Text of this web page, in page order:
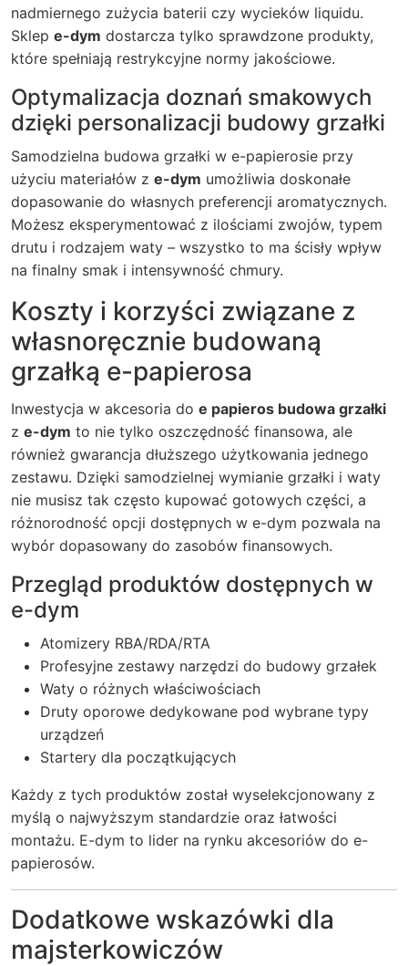
nadmiernego zużycia baterii czy wycieków liquidu.
Sklep e-dym dostarcza tylko sprawdzone produkty,
które spełniają restrykcyjne normy jakościowe.
Optymalizacja doznań smakowych
dzięki personalizacji budowy grzałki
Samodzielna budowa grzałki w e-papierosie przy
użyciu materiałów z e-dym umożliwia doskonałe
dopasowanie do własnych preferencji aromatycznych.
Możesz eksperymentować z ilościami zwojów, typem
drutu i rodzajem waty – wszystko to ma ścisły wpływ
na finalny smak i intensywność chmury.
Koszty i korzyści związane z
własnoręcznie budowaną
grzałką e-papierosa
Inwestycja w akcesoria do e papieros budowa grzałki
z e-dym to nie tylko oszczędność finansowa, ale
również gwarancja dłuższego użytkowania jednego
zestawu. Dzięki samodzielnej wymianie grzałki i waty
nie musisz tak często kupować gotowych części, a
różnorodność opcji dostępnych w e-dym pozwala na
wybór dopasowany do zasobów finansowych.
Przegląd produktów dostępnych w
e-dym
Atomizery RBA/RDA/RTA
Profesyjne zestawy narzędzi do budowy grzałek
Waty o różnych właściwościach
Druty oporowe dedykowane pod wybrane typy
urządzeń
Startery dla początkujących
Każdy z tych produktów został wyselekcjonowany z
myślą o najwyższym standardzie oraz łatwości
montażu. E-dym to lider na rynku akcesoriów do e-
papierosów.
Dodatkowe wskazówki dla
majsterkowiczów